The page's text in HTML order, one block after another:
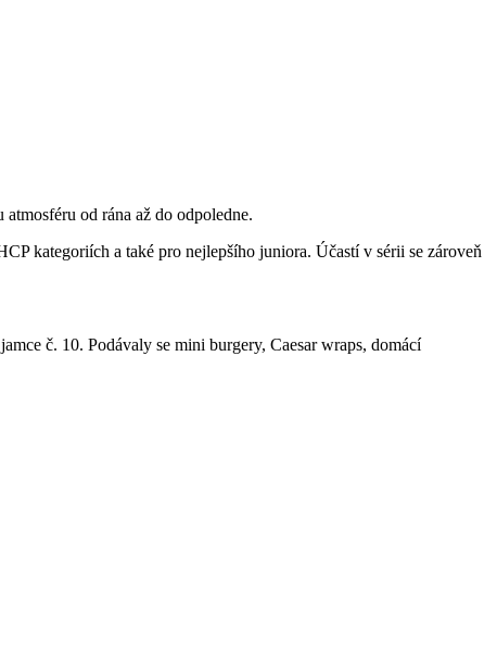
od rána až do odpoledne.
kategoriích a také pro nejlepšího juniora. Účastí v sérii se zároveň
č. 10. Podávaly se mini burgery, Caesar wraps, domácí